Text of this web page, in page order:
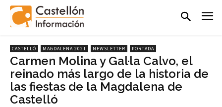
CASTELLÓ MAGDALENA 2021 NEWSLETTER PORTADA
Carmen Molina y Gal·la Calvo, el
reinado más largo de la historia de
las fiestas de la Magdalena de
Castelló